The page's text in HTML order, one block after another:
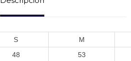
S
M
48
53